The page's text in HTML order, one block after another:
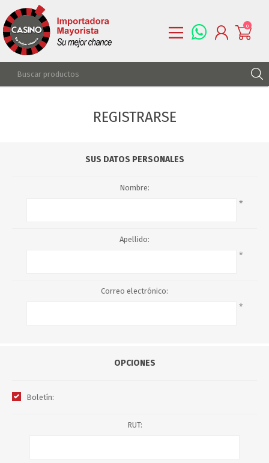
0
REGISTRARSE
SUS DATOS PERSONALES
Nombre:
*
Apellido:
*
Correo electrónico:
*
OPCIONES
Boletín:
RUT: